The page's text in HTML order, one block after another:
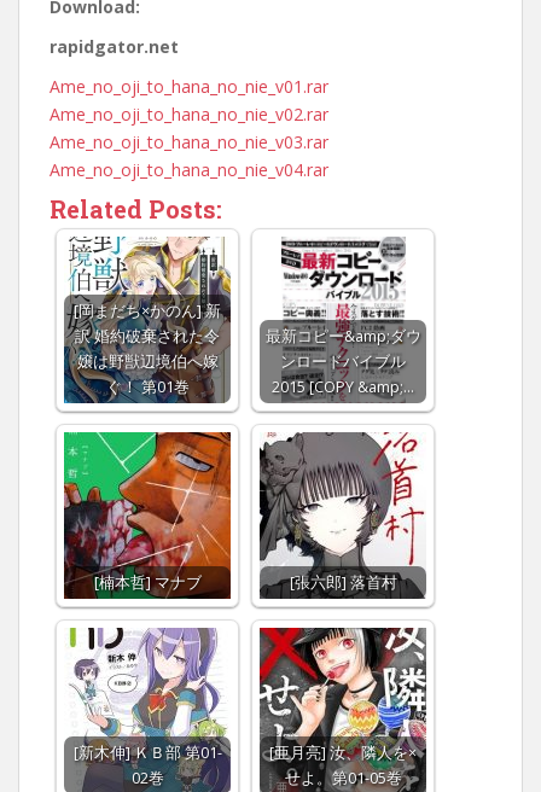
Download:
rapidgator.net
Ame_no_oji_to_hana_no_nie_v01.rar
Ame_no_oji_to_hana_no_nie_v02.rar
Ame_no_oji_to_hana_no_nie_v03.rar
Ame_no_oji_to_hana_no_nie_v04.rar
Related Posts:
[岡まだち×かのん] 新
訳 婚約破棄された令
嬢は野獣辺境伯へ嫁
ぐ！ 第01巻
最新コピー&amp;ダウ
ンロードバイブル
2015 [COPY &amp;…
[楠本哲] マナブ [張六郎] 落首村
[新木伸] ＫＢ部 第01-
02巻
[亜月亮] 汝、隣人を×
せよ。第01-05巻